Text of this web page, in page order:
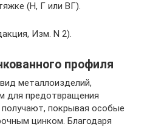
(Н, Г или ВГ).
Изм. N 2).
профиля
металлоизделий,
для предотвращения
покрывая особые
цинком. Благодаря